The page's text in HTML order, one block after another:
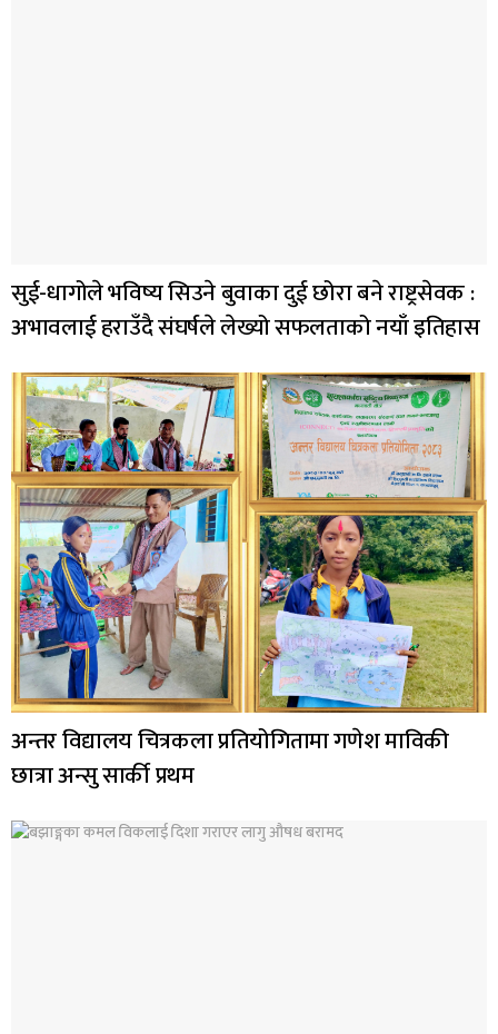
सुई-धागोले भविष्य सिउने बुवाका दुई छोरा बने राष्ट्रसेवक :
अभावलाई हराउँदै संघर्षले लेख्यो सफलताको नयाँ इतिहास
अन्तर विद्यालय चित्रकला प्रतियोगितामा गणेश माविकी
छात्रा अन्सु सार्की प्रथम